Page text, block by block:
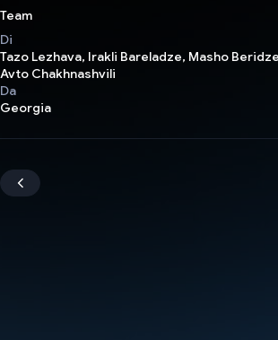
Team
Di
Tazo Lezhava, Irakli Bareladze, Masho
Avto Chakhnashvili
Da
Georgia